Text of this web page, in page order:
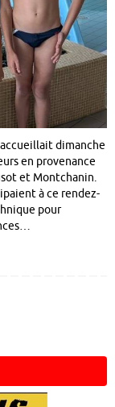
dimanche
en provenance
et Montchanin.
à ce rendez-
pour